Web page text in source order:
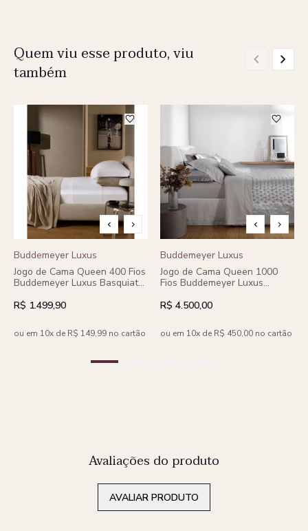
Quem viu esse produto, viu
também
Buddemeyer Luxus
Jogo de Cama Queen 400 Fios
Buddemeyer Luxus Basquiat
peças
R$ 1.499,90
ou em 10x de R$ 149,99 no cartão
Buddemeyer Luxus
Jogo de Cama Queen 1000
Fios Buddemeyer Luxus
Penteado 4 peças
R$ 4.500,00
ou em 10x de R$ 450,00 no cartão
Avaliações do produto
AVALIAR PRODUTO